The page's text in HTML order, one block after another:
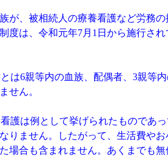
、被相続人の療養看護など労務
度は、令和元年7月1日から施行され
6親等内の血族、配偶者、3親等
せん。
は例として挙げられたものであ
りません。したがって、生活費や
合も含まれません。あくまでも